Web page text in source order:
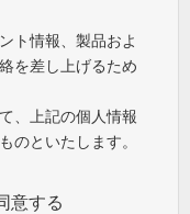
ト情報、製品およ
を差し上げるため
、上記の個人情報
のといたします。
意する